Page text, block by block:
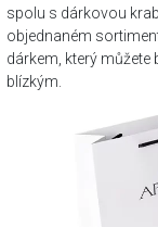
spolu s dárkovou
objednaném
dárkem, který
blízkým.